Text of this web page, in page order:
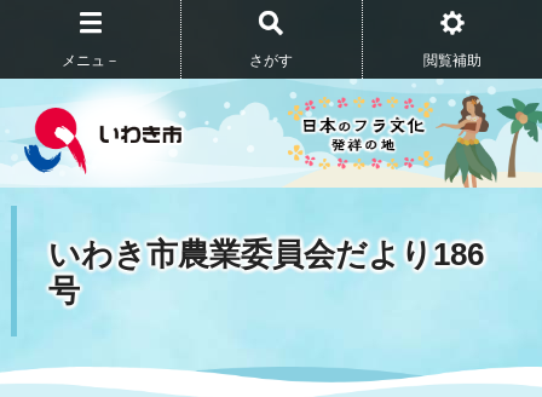
メニュ－ さがす 閲覧補助
いわき市農業委員会だより186
号